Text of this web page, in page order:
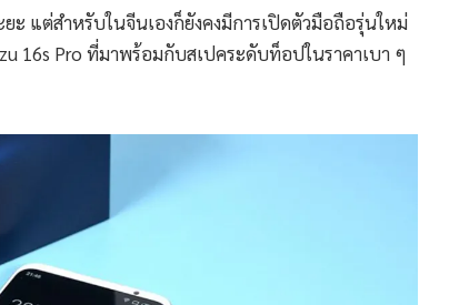
ะ แต่สำหรับในจีนเองก็ยังคงมีการเปิดตัวมือถือรุ่นใหม่
16s Pro ที่มาพร้อมกับสเปคระดับท็อปในราคาเบา ๆ